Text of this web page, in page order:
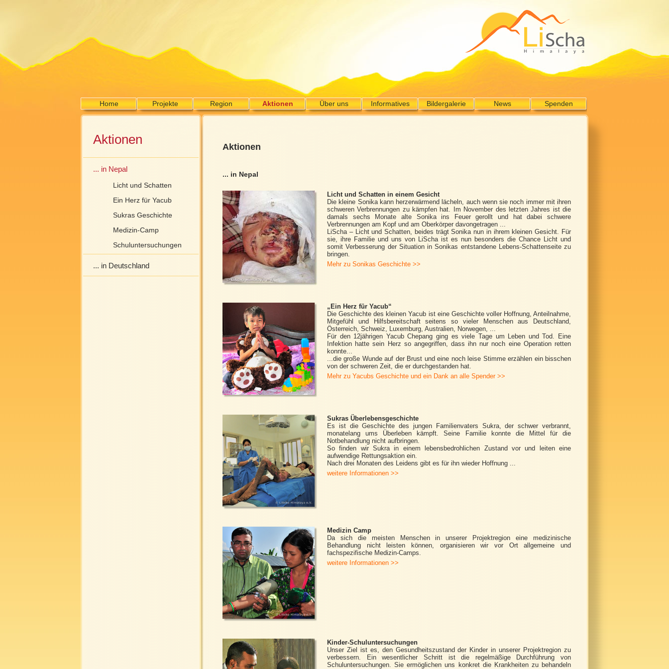
Home Projekte Region Aktionen Über uns Informatives Bildergalerie News Spenden
Aktionen
... in Nepal
Licht und Schatten
Ein Herz für Yacub
Sukras Geschichte
Medizin-Camp
Schuluntersuchungen
... in Deutschland
Aktionen
... in Nepal
Licht und Schatten in einem Gesicht
Die kleine Sonika kann herzerwärmend lächeln, auch wenn sie noch immer mit ihren
schweren Verbrennungen zu kämpfen hat. Im November des letzten Jahres ist die
damals sechs Monate alte Sonika ins Feuer gerollt und hat dabei schwere
Verbrennungen am Kopf und am Oberkörper davongetragen ...
LiScha – Licht und Schatten, beides trägt Sonika nun in ihrem kleinen Gesicht. Für
sie, ihre Familie und uns von LiScha ist es nun besonders die Chance Licht und
somit Verbesserung der Situation in Sonikas entstandene Lebens-Schattenseite zu
bringen.
Mehr zu Sonikas Geschichte >>
„Ein Herz für Yacub“
Die Geschichte des kleinen Yacub ist eine Geschichte voller Hoffnung, Anteilnahme,
Mitgefühl und Hilfsbereitschaft seitens so vieler Menschen aus Deutschland,
Österreich, Schweiz, Luxemburg, Australien, Norwegen, ...
Für den 12jährigen Yacub Chepang ging es viele Tage um Leben und Tod. Eine
Infektion hatte sein Herz so angegriffen, dass ihn nur noch eine Operation retten
konnte...
...die große Wunde auf der Brust und eine noch leise Stimme erzählen ein bisschen
von der schweren Zeit, die er durchgestanden hat.
Mehr zu Yacubs Geschichte und ein Dank an alle Spender >>
Sukras Überlebensgeschichte
Es ist die Geschichte des jungen Familienvaters Sukra, der schwer verbrannt,
monatelang ums Überleben kämpft. Seine Familie konnte die Mittel für die
Notbehandlung nicht aufbringen.
So finden wir Sukra in einem lebensbedrohlichen Zustand vor und leiten eine
aufwendige Rettungsaktion ein.
Nach drei Monaten des Leidens gibt es für ihn wieder Hoffnung ...
weitere Informationen >>
Medizin Camp
Da sich die meisten Menschen in unserer Projektregion eine medizinische
Behandlung nicht leisten können, organisieren wir vor Ort allgemeine und
fachspezifische Medizin-Camps.
weitere Informationen >>
Kinder-Schuluntersuchungen
Unser Ziel ist es, den Gesundheitszustand der Kinder in unserer Projektregion zu
verbessern. Ein wesentlicher Schritt ist die regelmäßige Durchführung von
Schuluntersuchungen. Sie ermöglichen uns konkret die Krankheiten zu behandeln